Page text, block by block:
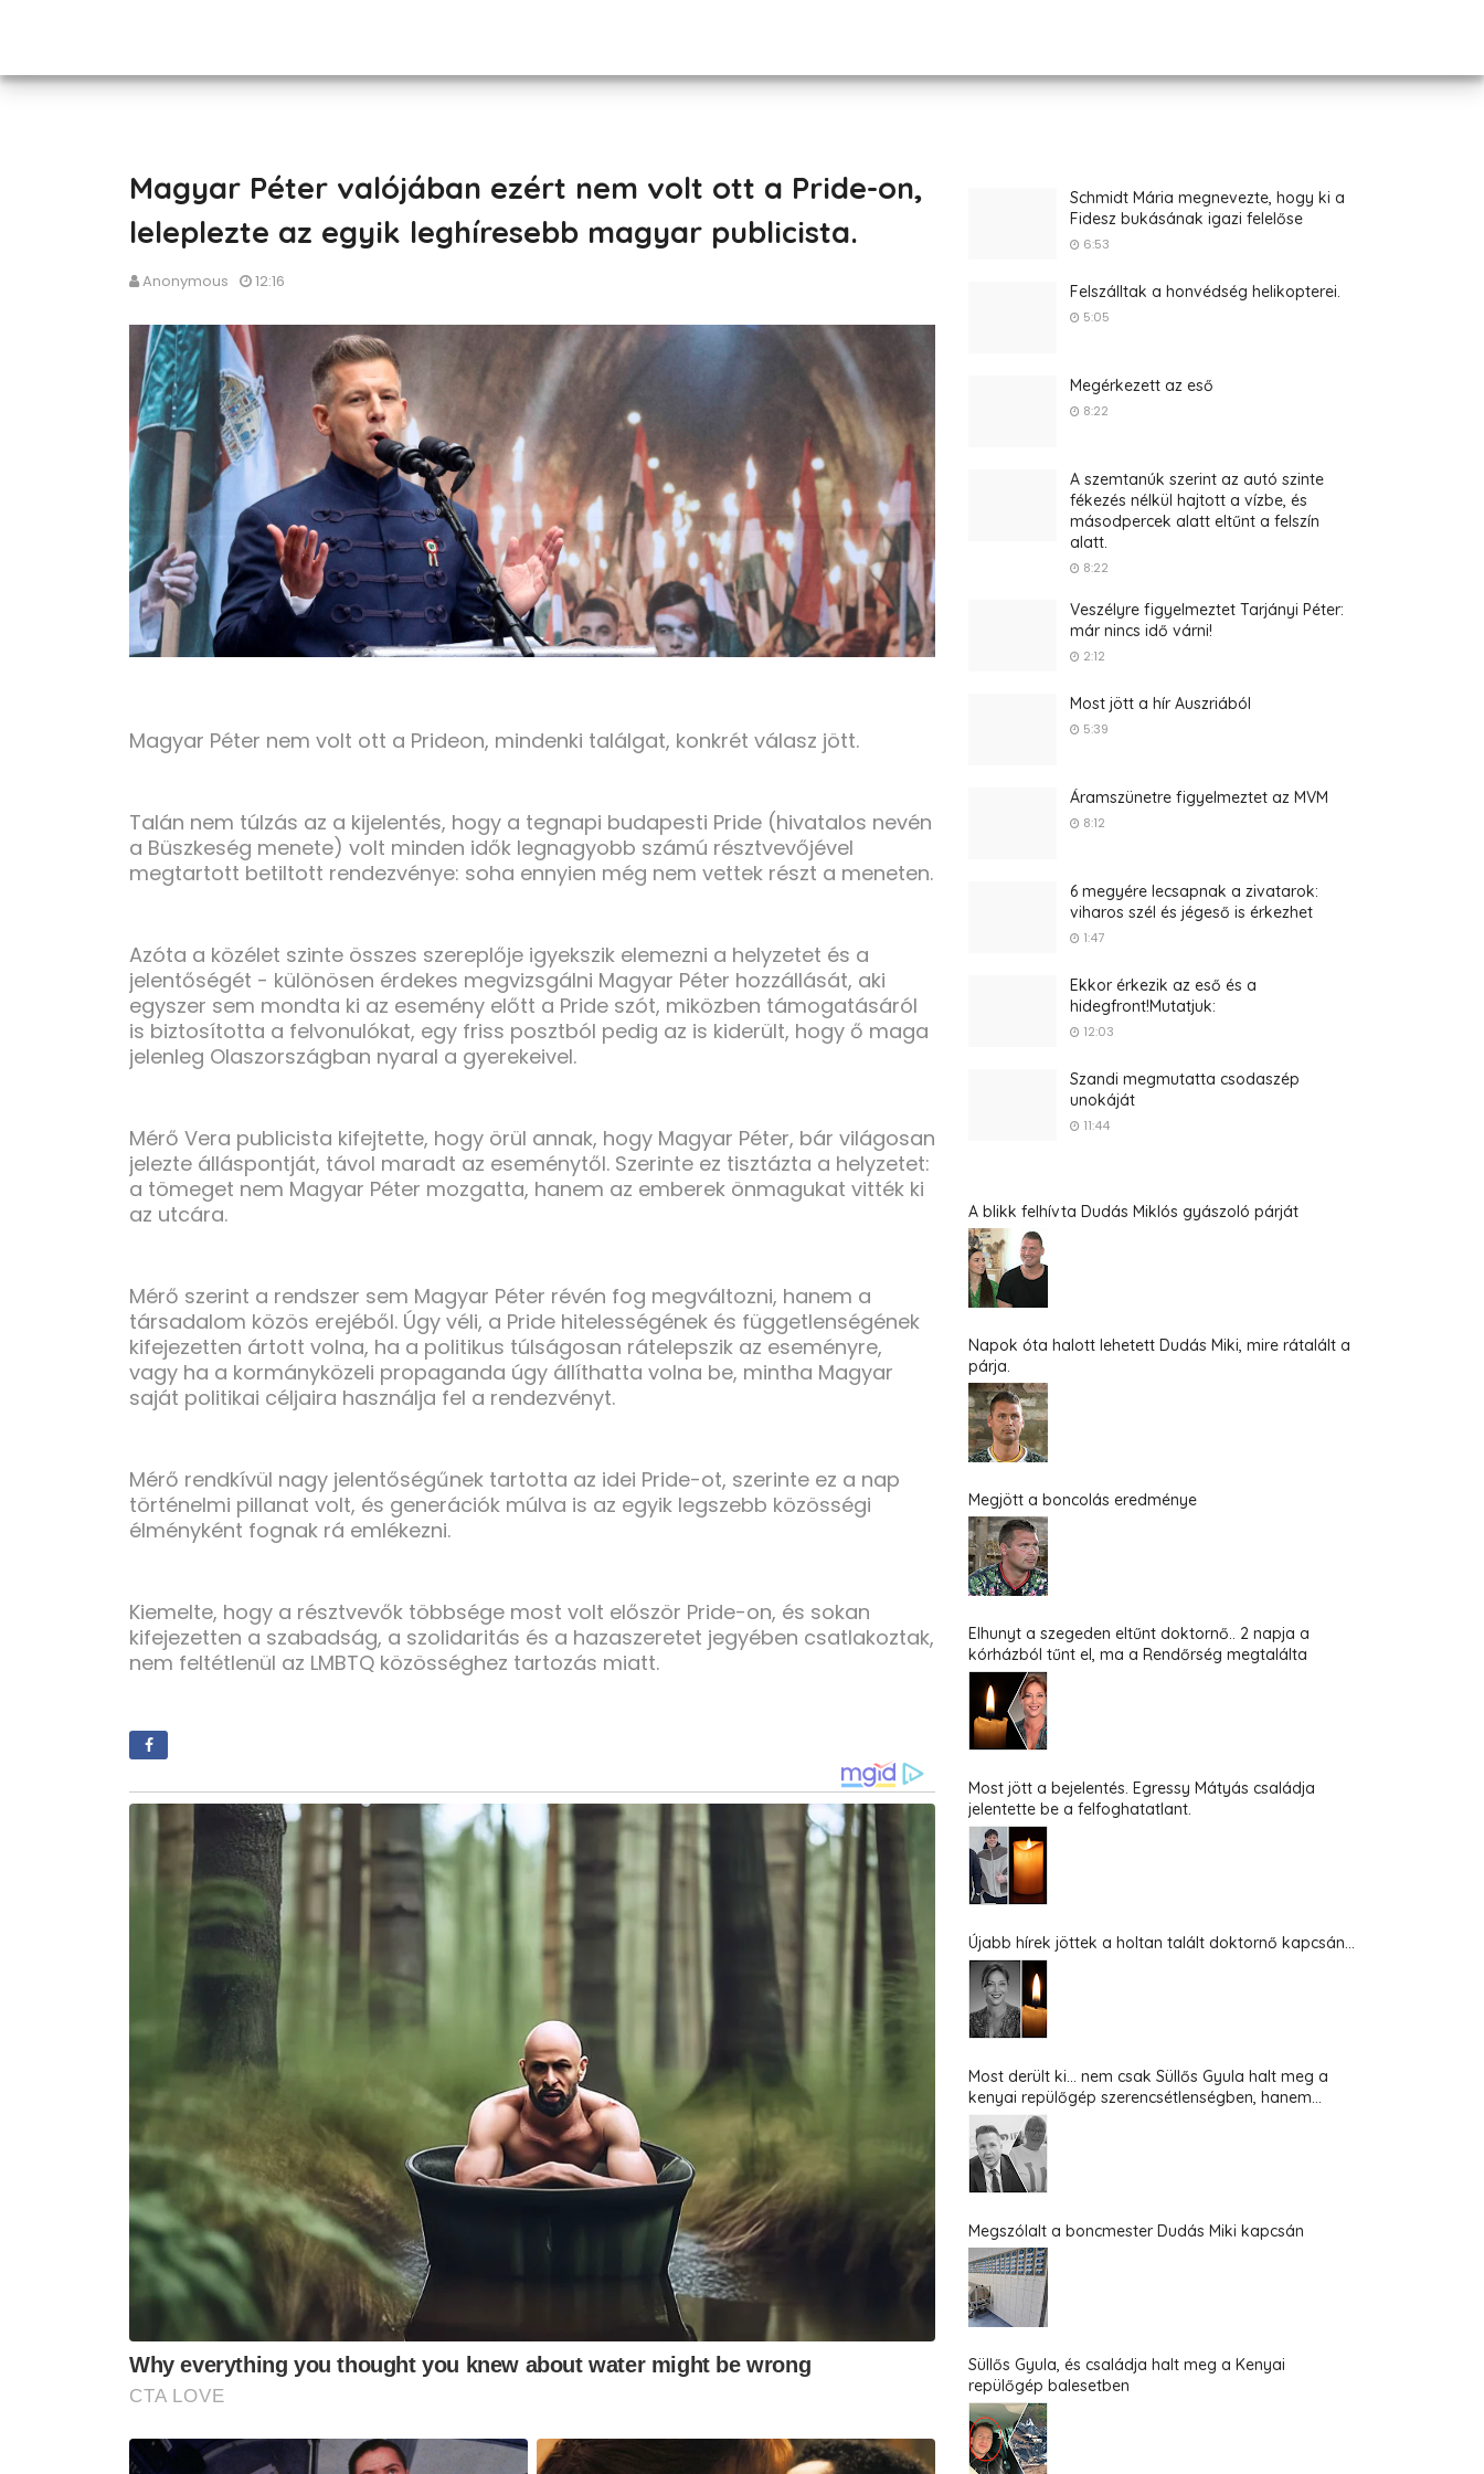
Magyar Péter valójában ezért nem volt ott a Pride-on,
leleplezte az egyik leghíresebb magyar publicista.
Anonymous 12:16
Magyar Péter nem volt ott a Prideon, mindenki találgat, konkrét válasz jött.
Talán nem túlzás az a kijelentés, hogy a tegnapi budapesti Pride (hivatalos nevén
a Büszkeség menete) volt minden idők legnagyobb számú résztvevőjével
megtartott betiltott rendezvénye: soha ennyien még nem vettek részt a meneten.
Azóta a közélet szinte összes szereplője igyekszik elemezni a helyzetet és a
jelentőségét - különösen érdekes megvizsgálni Magyar Péter hozzállását, aki
egyszer sem mondta ki az esemény előtt a Pride szót, miközben támogatásáról
is biztosította a felvonulókat, egy friss posztból pedig az is kiderült, hogy ő maga
jelenleg Olaszországban nyaral a gyerekeivel.
Mérő Vera publicista kifejtette, hogy örül annak, hogy Magyar Péter, bár világosan
jelezte álláspontját, távol maradt az eseménytől. Szerinte ez tisztázta a helyzetet:
a tömeget nem Magyar Péter mozgatta, hanem az emberek önmagukat vitték ki
az utcára.
Mérő szerint a rendszer sem Magyar Péter révén fog megváltozni, hanem a
társadalom közös erejéből. Úgy véli, a Pride hitelességének és függetlenségének
kifejezetten ártott volna, ha a politikus túlságosan rátelepszik az eseményre,
vagy ha a kormányközeli propaganda úgy állíthatta volna be, mintha Magyar
saját politikai céljaira használja fel a rendezvényt.
Mérő rendkívül nagy jelentőségűnek tartotta az idei Pride-ot, szerinte ez a nap
történelmi pillanat volt, és generációk múlva is az egyik legszebb közösségi
élményként fognak rá emlékezni.
Kiemelte, hogy a résztvevők többsége most volt először Pride-on, és sokan
kifejezetten a szabadság, a szolidaritás és a hazaszeretet jegyében csatlakoztak,
nem feltétlenül az LMBTQ közösséghez tartozás miatt.
Schmidt Mária megnevezte, hogy ki a
Fidesz bukásának igazi felelőse
6:53
Felszálltak a honvédség helikopterei.
5:05
Megérkezett az eső
8:22
A szemtanúk szerint az autó szinte
fékezés nélkül hajtott a vízbe, és
másodpercek alatt eltűnt a felszín
alatt.
8:22
Veszélyre figyelmeztet Tarjányi Péter:
már nincs idő várni!
2:12
Most jött a hír Auszriából
5:39
Áramszünetre figyelmeztet az MVM
8:12
6 megyére lecsapnak a zivatarok:
viharos szél és jégeső is érkezhet
1:47
Ekkor érkezik az eső és a
hidegfront!Mutatjuk:
12:03
Szandi megmutatta csodaszép
unokáját
11:44
A blikk felhívta Dudás Miklós gyászoló párját
Napok óta halott lehetett Dudás Miki, mire rátalált a
párja.
Megjött a boncolás eredménye
Elhunyt a szegeden eltűnt doktornő.. 2 napja a
kórházból tűnt el, ma a Rendőrség megtalálta
Most jött a bejelentés. Egressy Mátyás családja
jelentette be a felfoghatatlant.
Újabb hírek jöttek a holtan talált doktornő kapcsán...
Most derült ki... nem csak Süllős Gyula halt meg a
kenyai repülőgép szerencsétlenségben, hanem...
Megszólalt a boncmester Dudás Miki kapcsán
Süllős Gyula, és családja halt meg a Kenyai
repülőgép balesetben